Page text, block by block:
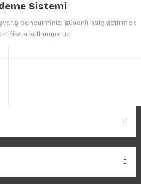
Sistemi
deneyiminizi güvenli hale getirmek
kullanıyoruz.